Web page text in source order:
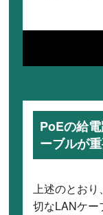
PoEの給
ーブルが
上述のとお
切なLANケー